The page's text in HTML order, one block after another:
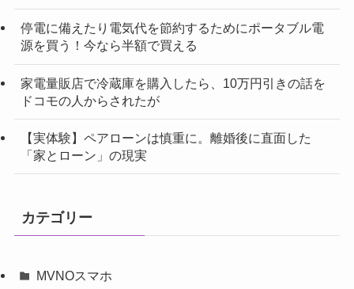
停電に備えたり電気代を節約するためにポータブル電
源を買う！今なら半額で買える
家電量販店で冷蔵庫を購入したら、10万円引きの話を
ドコモの人からされたが
【実体験】ペアローンは慎重に。離婚後に直面した
「家とローン」の現実
カテゴリー
MVNOスマホ